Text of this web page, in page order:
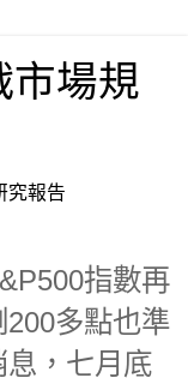
市場規
究報告
指數再
多點也準
，七月底